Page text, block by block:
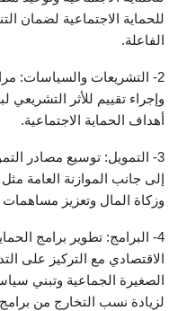
للحماية الاجتماعية لضمان
الفاعلة.
2- التشريعات والسياسات:
وإجراء تقييم للأثر
أهداف الحماية الاجتماعية.
3- التمويل: توسيع مصادر
إلى جانب الموازنة العامة
وزكاة المال وتعزيز
4- البرامج: تطوير برامج
الاقتصادي مع التركيز على
الصغيرة الجماعية وتبني
لزيادة نسب التخارج من